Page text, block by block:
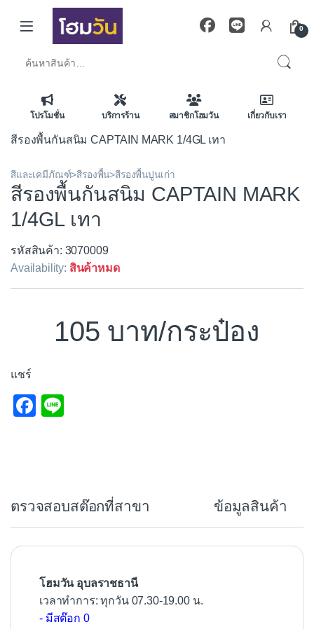
Skip to navigation
Skip to content
0
โปรโมชั่น บริการร้าน สมาชิกโฮมวัน เกี่ยวกับเรา
สีรองพื้นกันสนิม CAPTAIN MARK 1/4GL เทา
สีและเคมีภัณฑ์>สีรองพื้น>สีรองพื้นปูนเก่า
สีรองพื้นกันสนิม CAPTAIN MARK
1/4GL เทา
รหัสสินค้า: 3070009
Availability: สินค้าหมด
105 /กระป๋อง
แชร์
F
o
o
ตรวจสอบสต๊อกที่สาขา ข้อมูลสินค้า
โฮมวัน อุบลราชธานี
เวลาทำการ: ทุกวัน 07.30-19.00 น.
- มีสต๊อก 0